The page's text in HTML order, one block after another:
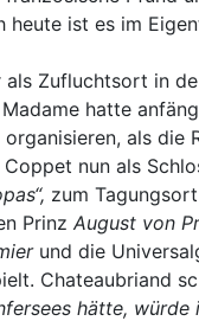
heute ist es im
als Zufluchtsort in
hatte
als
nun als
zum
Prinz August von
und die
Chateaubriand
hätte, würde